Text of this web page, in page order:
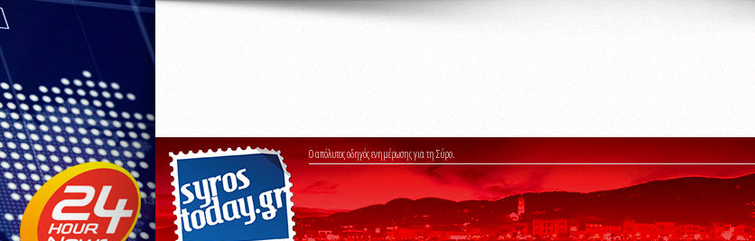
Ο απόλυτος οδηγός ενημέρωσης για τη Σύρο.